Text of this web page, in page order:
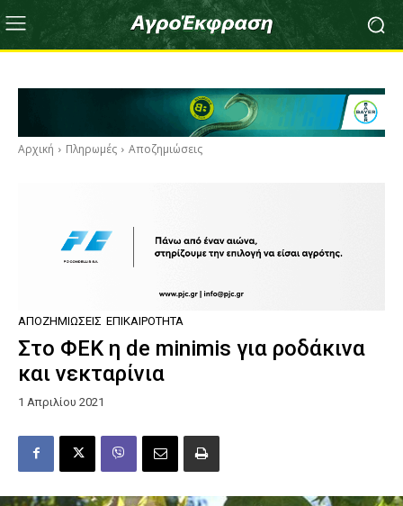
Αρχική Πληρωμές Αποζημιώσεις
ΑΠΟΖΗΜΙΏΣΕΙΣ ΕΠΙΚΑΙΡΌΤΗΤΑ
Στο ΦΕΚ η de minimis για ροδάκινα
και νεκταρίνια
1 Απριλίου 2021